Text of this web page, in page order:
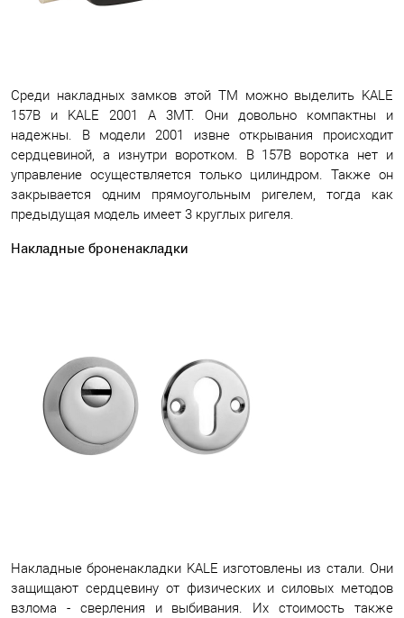
Среди накладных замков этой ТМ можно выделить KALE
157B и KALE 2001 A 3MT. Они довольно компактны и
надежны. В модели 2001 извне открывания происходит
сердцевиной, а изнутри воротком. В 157B воротка нет и
управление осуществляется только цилиндром. Также он
закрывается одним прямоугольным ригелем, тогда как
предыдущая модель имеет 3 круглых ригеля.
Накладные броненакладки
Накладные броненакладки KALE изготовлены из стали. Они
защищают сердцевину от физических и силовых методов
взлома - сверления и выбивания. Их стоимость также